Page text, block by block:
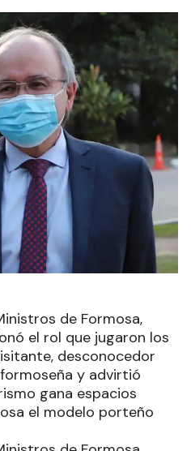
de Formosa,
el rol que jugaron los
desconocedor
y advirtió
gana espacios
el modelo porteño